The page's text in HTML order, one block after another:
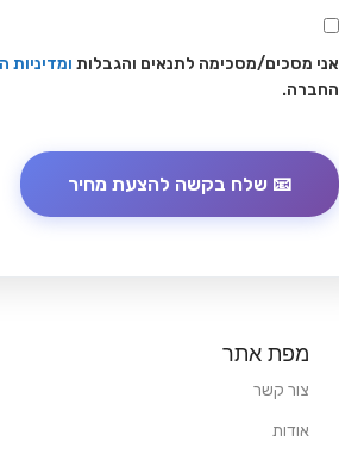
אני מסכים/מסכימה לתנאים והגבלות ומדיניות
החברה.
מפת אתר
צור קשר
אודות